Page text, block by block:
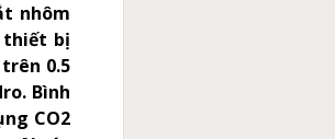
nhôm
thiết bị
0.5
Bình
CO2